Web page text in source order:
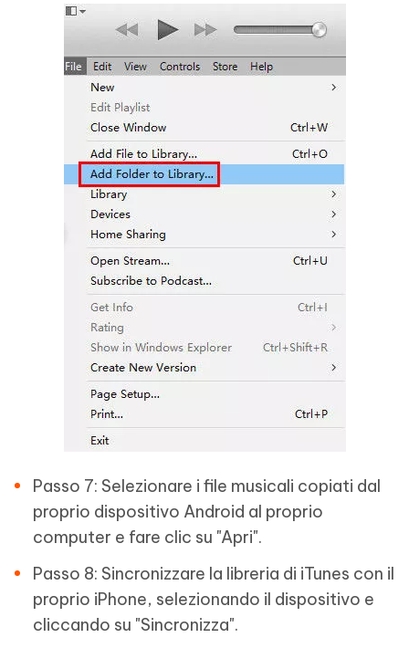
Passo 7: Selezionare i file musicali copiati dal
proprio dispositivo Android al proprio
computer e fare clic su "Apri".
Passo 8: Sincronizzare la libreria di iTunes con il
proprio iPhone, selezionando il dispositivo e
cliccando su "Sincronizza".